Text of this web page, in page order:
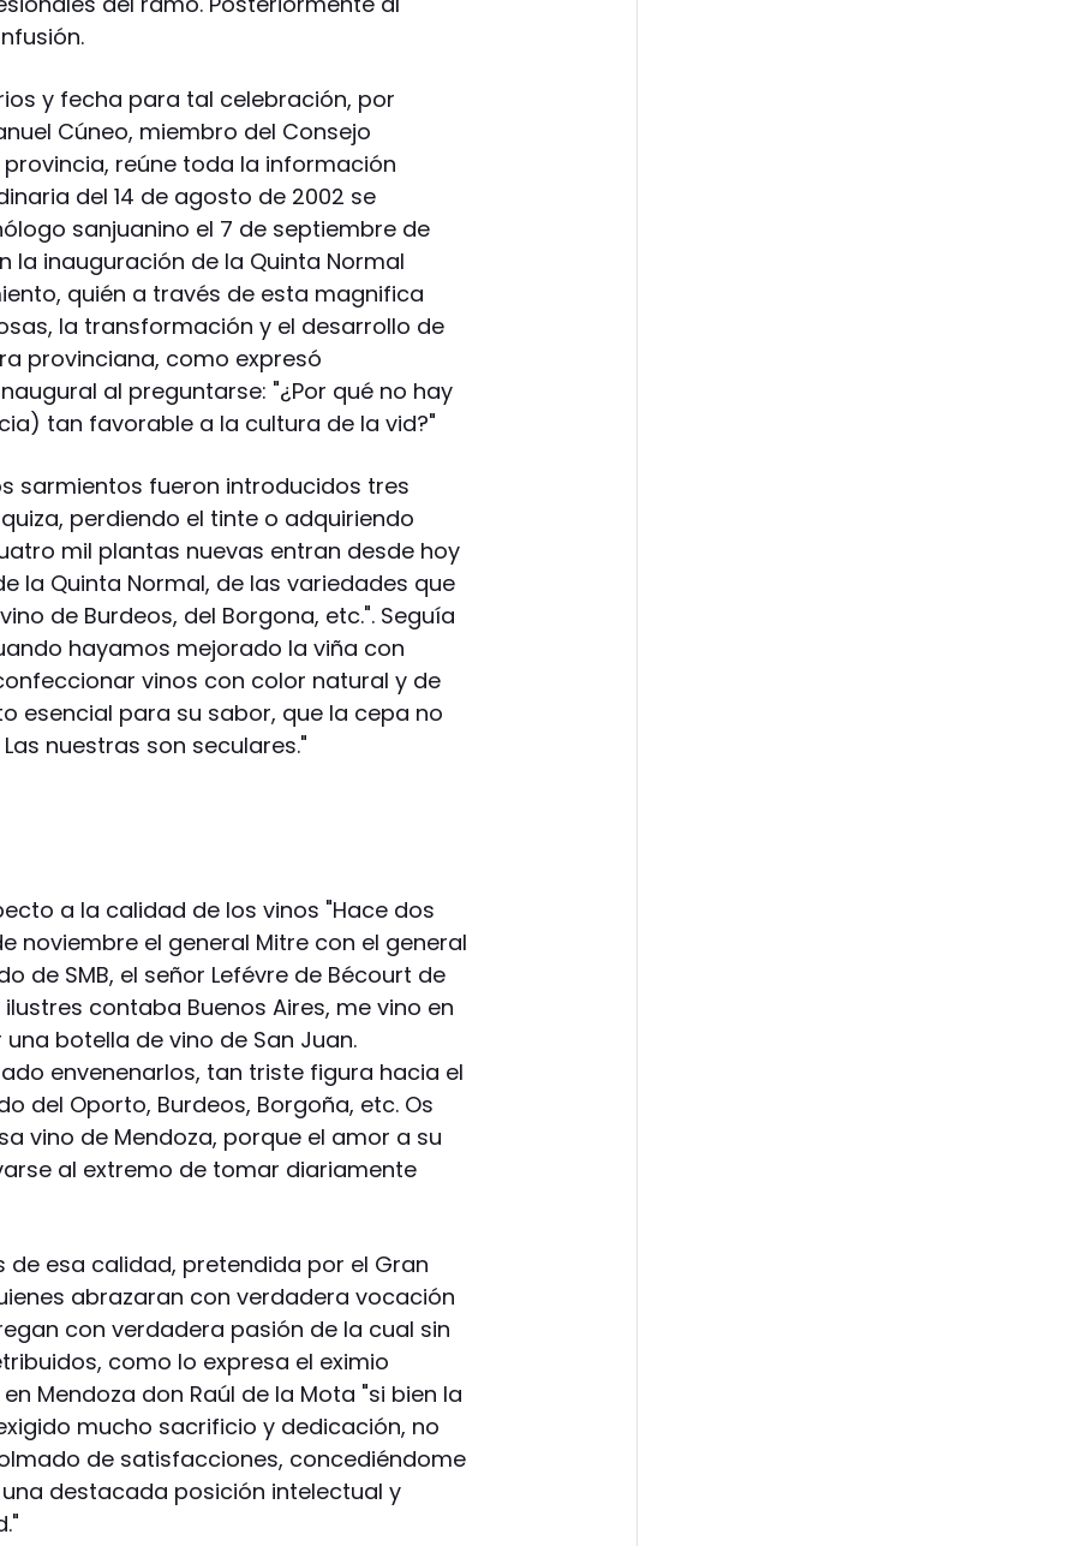
y fecha para tal celebración, por
Cúneo, miembro del Consejo
reúne toda la información
del 14 de agosto de 2002 se
sanjuanino el 7 de septiembre de
la inauguración de la Quinta Normal
quién a través de esta magnifica
la transformación y el desarrollo de
provinciana, como expresó
al preguntarse: "¿Por qué no hay
tan favorable a la cultura de la vid?"
sarmientos fueron introducidos tres
perdiendo el tinte o adquiriendo
mil plantas nuevas entran desde hoy
la Quinta Normal, de las variedades que
de Burdeos, del Borgona, etc.". Seguía
hayamos mejorado la viña con
vinos con color natural y de
esencial para su sabor, que la cepa no
nuestras son seculares."
a la calidad de los vinos "Hace dos
noviembre el general Mitre con el general
de SMB, el señor Lefévre de Bécourt de
contaba Buenos Aires, me vino en
botella de vino de San Juan.
envenenarlos, tan triste figura hacia el
del Oporto, Burdeos, Borgoña, etc. Os
vino de Mendoza, porque el amor a su
al extremo de tomar diariamente
de esa calidad, pretendida por el Gran
abrazaran con verdadera vocación
con verdadera pasión de la cual sin
como lo expresa el eximio
Mendoza don Raúl de la Mota "si bien la
mucho sacrificio y dedicación, no
de satisfacciones, concediéndome
destacada posición intelectual y